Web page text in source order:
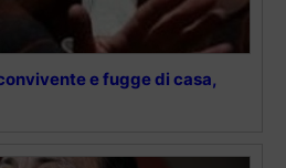
e fugge di casa,